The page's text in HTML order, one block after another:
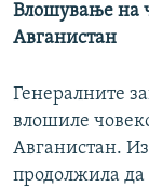
Влошување на
Авганистан
Генералните
влошиле
Авганистан.
продолжила